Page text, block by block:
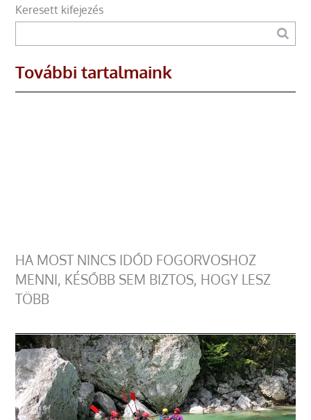
Keresett kifejezés
További tartalmaink
HA MOST NINCS IDŐD FOGORVOSHOZ
MENNI, KÉSŐBB SEM BIZTOS, HOGY LESZ
TÖBB